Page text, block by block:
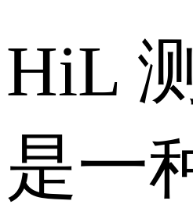
HiL
是一